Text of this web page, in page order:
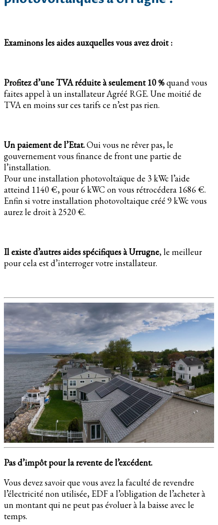
Examinons les aides auxquelles vous avez droit :
Profitez d’une TVA réduite à seulement 10 %quand vous
faites appel à un installateur Agréé RGE. Une moitié de
TVA en moins sur ces tarifs ce n’est pas rien.
Un paiement de l’Etat.Oui vous ne rêver pas, le
gouvernement vous finance de front une partie de
l’installation.
Pour une installation photovoltaïque de 3 kWc l’aide
atteind 1140 €, pour 6 kWC on vous rétrocédera 1686 €.
Enfin si votre installation photovoltaique créé 9 kWc vous
aurez le droit à 2520 €.
Il existe d’autres aides spécifiques à Urrugne, le meilleur
pour cela est d’interroger votre installateur.
Pas d’impôt pour la revente de l’excédent.
Vous devez savoir que vous avez la faculté de revendre
l’électricité non utilisée, EDF a l’obligation de l’acheter à
un montant qui ne peut pas évoluer à la baisse avec le
temps.